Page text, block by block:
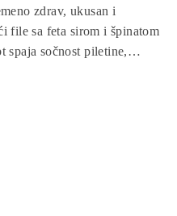
zdrav, ukusan i
file sa feta sirom i špinatom
spaja sočnost piletine,